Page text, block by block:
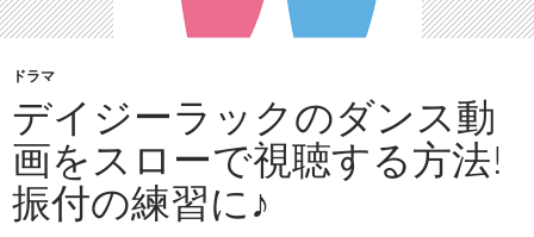
ドラマ
デイジーラックのダンス動
画をスローで視聴する方法!
振付の練習に♪